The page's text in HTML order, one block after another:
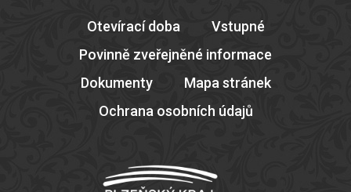
Otevírací doba
Vstupné
Povinně zveřejněné informace
Dokumenty
Mapa stránek
Ochrana osobních údajů